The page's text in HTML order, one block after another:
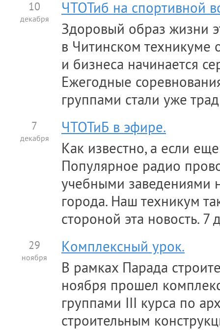
10
декабря
ЧТОТиб на спортивной
Здоровый образ жизни
в Читинском техникуме
и бизнеса начинается
Ежегодные
группами стали уже
7
декабря
ЧТОТиБ в эфире.
Как известно, а если
Популярное радио
учебными заведениями
города. Наш техникум
стороной эта новость. 7
29
ноября
Kомплексный урок.
В рамках Парада
ноября прошел
группами III курса по
строительным